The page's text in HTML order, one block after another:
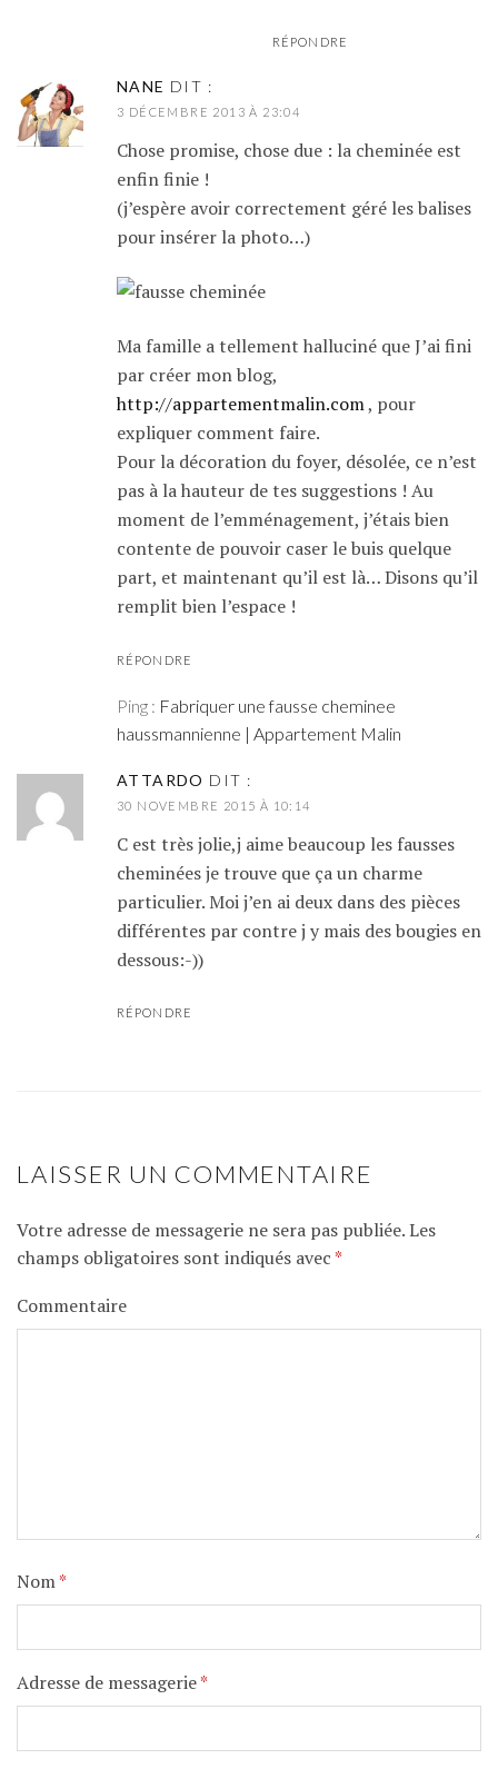
RÉPONDRE
NANE DIT :
3 DÉCEMBRE 2013 À 23:04
Chose promise, chose due : la cheminée est
enfin finie !
(j’espère avoir correctement géré les balises
pour insérer la photo…)
Ma famille a tellement halluciné que J’ai fini
par créer mon blog,
http://appartementmalin.com, pour
expliquer comment faire.
Pour la décoration du foyer, désolée, ce n’est
pas à la hauteur de tes suggestions ! Au
moment de l’emménagement, j’étais bien
contente de pouvoir caser le buis quelque
part, et maintenant qu’il est là… Disons qu’il
remplit bien l’espace !
RÉPONDRE
Ping : Fabriquer une fausse cheminee
haussmannienne | Appartement Malin
ATTARDO DIT :
30 NOVEMBRE 2015 À 10:14
C est très jolie,j aime beaucoup les fausses
cheminées je trouve que ça un charme
particulier. Moi j’en ai deux dans des pièces
différentes par contre j y mais des bougies en
dessous:-))
RÉPONDRE
LAISSER UN COMMENTAIRE
Votre adresse de messagerie ne sera pas publiée.Les
champs obligatoires sont indiqués avec*
Commentaire
Nom*
Adresse de messagerie*